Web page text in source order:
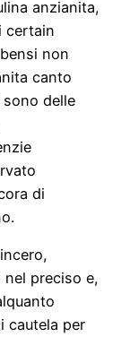
anzianita,
certain
non
canto
delle
di
preciso e,
cautela per